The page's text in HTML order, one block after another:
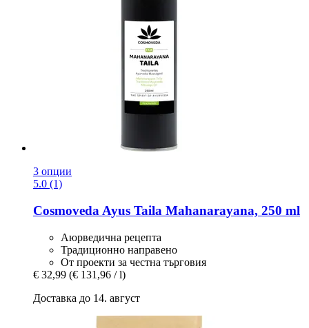
3 опции
5.0 (1)
Cosmoveda Ayus Taila Mahanarayana, 250 ml
Аюрведична рецепта
Традиционно направено
От проекти за честна търговия
€ 32,99 (€ 131,96 / l)
Доставка до 14. август